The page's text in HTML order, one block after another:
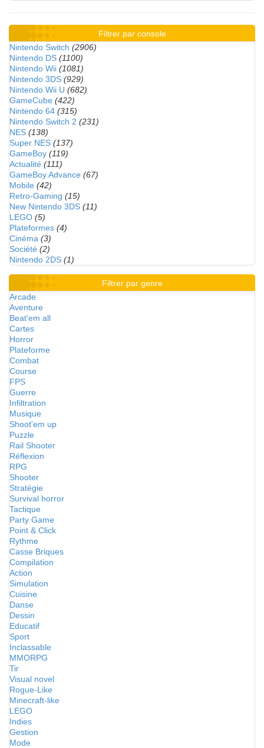
Filtrer par console
Nintendo Switch (2906)
Nintendo DS (1100)
Nintendo Wii (1081)
Nintendo 3DS (929)
Nintendo Wii U (682)
GameCube (422)
Nintendo 64 (315)
Nintendo Switch 2 (231)
NES (138)
Super NES (137)
GameBoy (119)
Actualité (111)
GameBoy Advance (67)
Mobile (42)
Retro-Gaming (15)
New Nintendo 3DS (11)
LEGO (5)
Plateformes (4)
Cinéma (3)
Société (2)
Nintendo 2DS (1)
Filtrer par genre
Arcade
Aventure
Beat'em all
Cartes
Horror
Plateforme
Combat
Course
FPS
Guerre
Infiltration
Musique
Shoot'em up
Puzzle
Rail Shooter
Réflexion
RPG
Shooter
Stratégie
Survival horror
Tactique
Party Game
Point & Click
Rythme
Casse Briques
Compilation
Action
Simulation
Cuisine
Danse
Dessin
Educatif
Sport
Inclassable
MMORPG
Tir
Visual novel
Rogue-Like
Minecraft-like
LEGO
Indies
Gestion
Mode